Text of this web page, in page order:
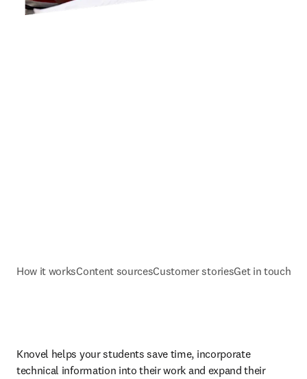
How it worksContent sourcesCustomer storiesGet in touch
Knovel helps your students save time, incorporate
technical information into their work and expand their